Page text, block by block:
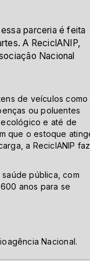
parceria é feita
A ReciclANIP,
Nacional
de veículos como
ou poluentes
ecológico e até de
que o estoque
a ReciclANIP
pública, com
anos para se
Nacional.